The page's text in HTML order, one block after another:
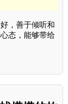
，善于倾听和
态，能够带给